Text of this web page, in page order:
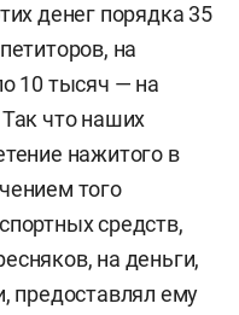
денег порядка 35
на
10 тысяч — на
что наших
нажитого в
того
средств,
на деньги,
предоставлял ему